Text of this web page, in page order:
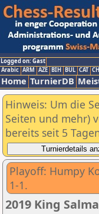
Logged on: Gast
Arabic ARM AZE BIH BUL CAT
Home TurnierDB
Hinweis: Um die
Seiten und mehr)
bereits seit 5
Playoff: Humpy
1-1.
2019 King